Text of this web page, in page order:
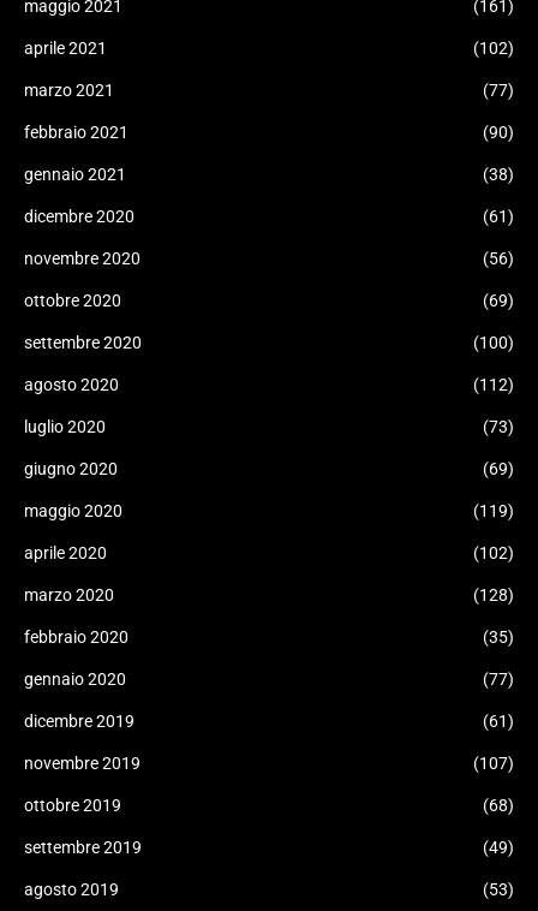
maggio 2021 (161)
aprile 2021 (102)
marzo 2021 (77)
febbraio 2021 (90)
gennaio 2021 (38)
dicembre 2020 (61)
novembre 2020 (56)
ottobre 2020 (69)
settembre 2020 (100)
agosto 2020 (112)
luglio 2020 (73)
giugno 2020 (69)
maggio 2020 (119)
aprile 2020 (102)
marzo 2020 (128)
febbraio 2020 (35)
gennaio 2020 (77)
dicembre 2019 (61)
novembre 2019 (107)
ottobre 2019 (68)
settembre 2019 (49)
agosto 2019 (53)